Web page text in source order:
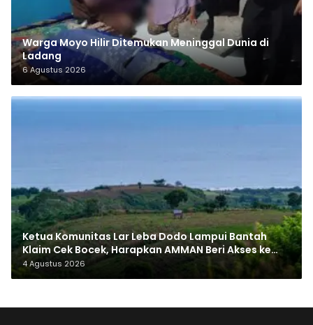
Warga Moyo Hilir Ditemukan Meninggal Dunia di
Ladang
6 Agustus 2026
Ketua Komunitas Lar Leba Dodo Lampui Bantah
Klaim Cek Bocek, Harapkan AMMAN Beri Akses ke
Makam Leluhur
4 Agustus 2026